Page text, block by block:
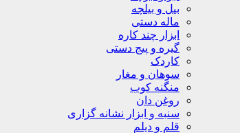
بیل و بیلچه
ماله دستی
ابزار چند کاره
گیره و پیج دستی
کاردک
سوهان و مغار
منگنه کوب
روغن دان
سنبه و ابزار نشانه گزاری
قلم و دیلم